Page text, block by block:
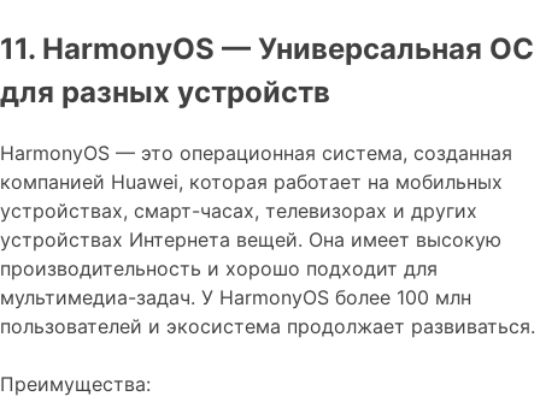
11. HarmonyOS — Универсальная ОС
для разных устройств
HarmonyOS — это операционная система, созданная
компанией Huawei, которая работает на мобильных
устройствах, смарт-часах, телевизорах и других
устройствах Интернета вещей. Она имеет высокую
производительность и хорошо подходит для
мультимедиа-задач. У HarmonyOS более 100 млн
пользователей и экосистема продолжает развиваться.
Преимущества: